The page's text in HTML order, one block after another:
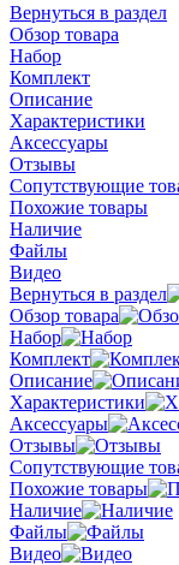
Вернуться в раздел
Обзор товара
Набор
Комплект
Описание
Характеристики
Аксессуары
Отзывы
Сопутствующие
Похожие товары
Наличие
Файлы
Видео
Вернуться в раздел
Обзор товара
Набор
Комплект
Описание
Характеристики
Аксессуары
Отзывы
Сопутствующие
Похожие товары
Наличие
Файлы
Видео